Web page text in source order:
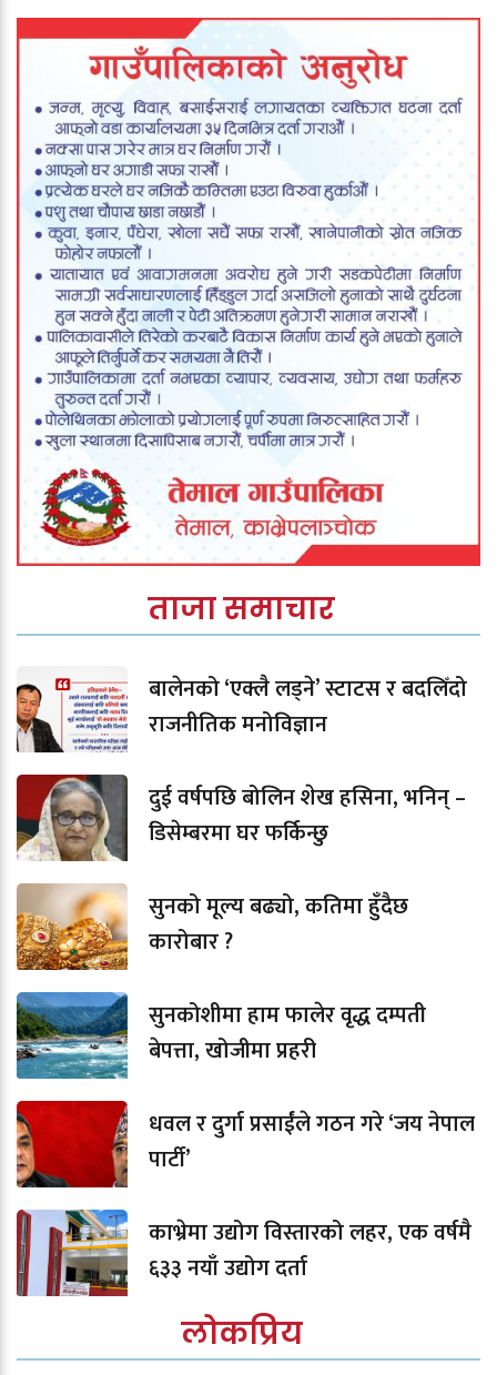
ताजा समाचार
बालेनको ‘एक्लै लड्ने’ स्टाटस र बदलिँदो
राजनीतिक मनोविज्ञान
दुई वर्षपछि बोलिन शेख हसिना, भनिन् –
डिसेम्बरमा घर फर्किन्छु
सुनको मूल्य बढ्यो, कतिमा हुँदैछ
कारोबार ?
सुनकोशीमा हाम फालेर वृद्ध दम्पती
बेपत्ता, खोजीमा प्रहरी
धवल र दुर्गा प्रसाईंले गठन गरे ‘जय नेपाल
पार्टी’
काभ्रेमा उद्योग विस्तारको लहर, एक वर्षमै
६३३ नयाँ उद्योग दर्ता
लोकप्रिय